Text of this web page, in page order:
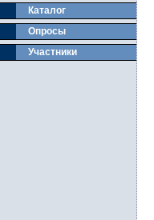
Каталог
Опросы
Участники